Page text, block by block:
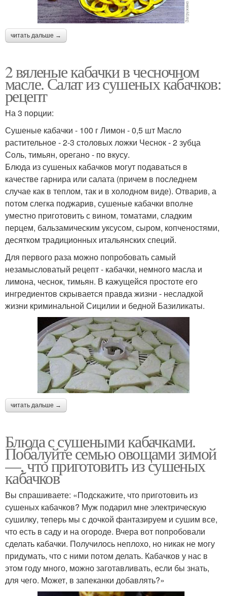
читать дальше →
2 вяленые кабачки в чесночном
масле. Салат из сушеных кабачков:
рецепт
На 3 порции:
Сушеные кабачки - 100 г Лимон - 0,5 шт Масло
растительное - 2-3 столовых ложки Чеснок - 2 зубца
Соль, тимьян, орегано - по вкусу.
Блюда из сушеных кабачков могут подаваться в
качестве гарнира или салата (причем в последнем
случае как в теплом, так и в холодном виде). Отварив, а
потом слегка поджарив, сушеные кабачки вполне
уместно приготовить с вином, томатами, сладким
перцем, бальзамическим уксусом, сыром, копченостями,
десятком традиционных итальянских специй.
Для первого раза можно попробовать самый
незамысловатый рецепт - кабачки, немного масла и
лимона, чеснок, тимьян. В кажущейся простоте его
ингредиентов скрывается правда жизни - несладкой
жизни криминальной Сицилии и бедной Базиликаты.
читать дальше →
Блюда с сушеными кабачками.
Побалуйте семью овощами зимой
—, что приготовить из сушеных
кабачков
Вы спрашиваете: «Подскажите, что приготовить из
сушеных кабачков? Муж подарил мне электрическую
сушилку, теперь мы с дочкой фантазируем и сушим все,
что есть в саду и на огороде. Вчера вот попробовали
сделать кабачки. Получилось неплохо, но никак не могу
придумать, что с ними потом делать. Кабачков у нас в
этом году много, можно заготавливать, если бы знать,
для чего. Может, в запеканки добавлять?»